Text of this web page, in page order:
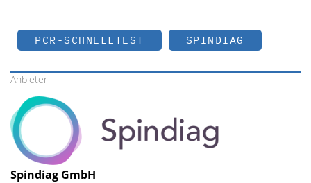
PCR-SCHNELLTEST SPINDIAG
Anbieter
Spindiag GmbH